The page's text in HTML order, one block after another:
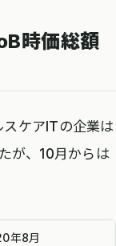
時価総額
スケアITの企業は
が、10月からは
年8月